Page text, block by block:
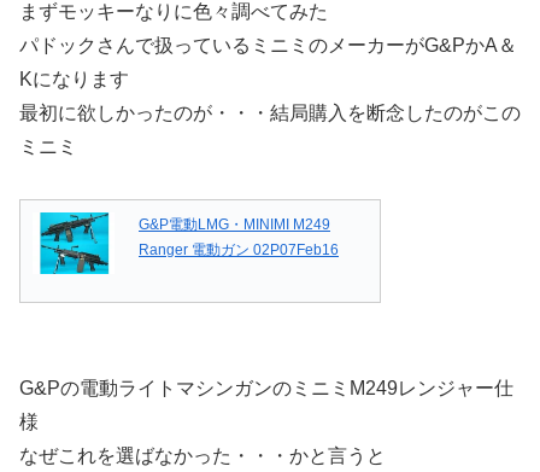
まずモッキーなりに色々調べてみた
パドックさんで扱っているミニミのメーカーがG&PかA＆
Kになります
最初に欲しかったのが・・・結局購入を断念したのがこの
ミニミ
G&P電動LMG・MINIMI M249
Ranger 電動ガン 02P07Feb16
G&Pの電動ライトマシンガンのミニミM249レンジャー仕
様
なぜこれを選ばなかった・・・かと言うと